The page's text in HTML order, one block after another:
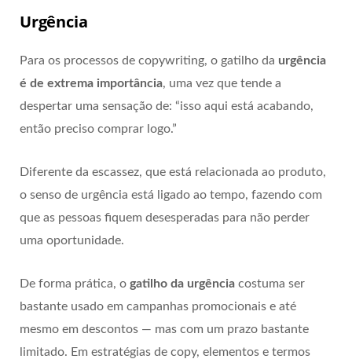
Urgência
Para os processos de copywriting, o gatilho da urgência
é de extrema importância, uma vez que tende a
despertar uma sensação de: “isso aqui está acabando,
então preciso comprar logo.”
Diferente da escassez, que está relacionada ao produto,
o senso de urgência está ligado ao tempo, fazendo com
que as pessoas fiquem desesperadas para não perder
uma oportunidade.
De forma prática, o gatilho da urgência costuma ser
bastante usado em campanhas promocionais e até
mesmo em descontos — mas com um prazo bastante
limitado. Em estratégias de copy, elementos e termos